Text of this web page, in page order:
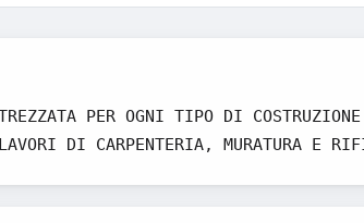
PER OGNI TIPO DI
DI CARPENTERIA, MURATURA E